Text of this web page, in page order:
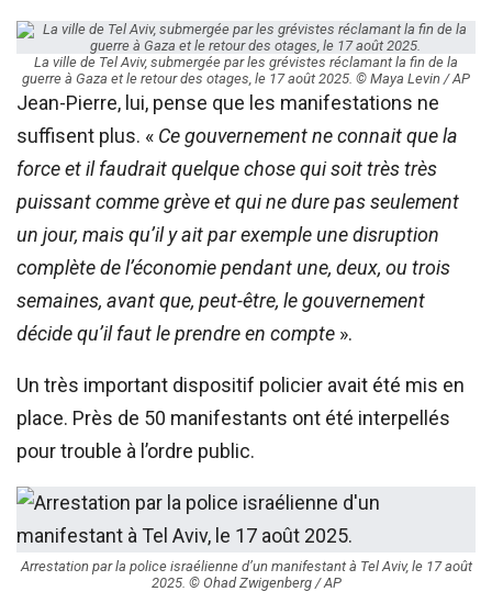
La ville de Tel Aviv, submergée par les grévistes réclamant la fin de la
guerre à Gaza et le retour des otages, le 17 août 2025. © Maya Levin / AP
Jean-Pierre, lui, pense que les manifestations ne
suffisent plus. « Ce gouvernement ne connait que la
force et il faudrait quelque chose qui soit très très
puissant comme grève et qui ne dure pas seulement
un jour, mais qu’il y ait par exemple une disruption
complète de l’économie pendant une, deux, ou trois
semaines, avant que, peut-être, le gouvernement
décide qu’il faut le prendre en compte ».
Un très important dispositif policier avait été mis en
place. Près de 50 manifestants ont été interpellés
pour trouble à l’ordre public.
Arrestation par la police israélienne d’un manifestant à Tel Aviv, le 17 août
2025. © Ohad Zwigenberg / AP